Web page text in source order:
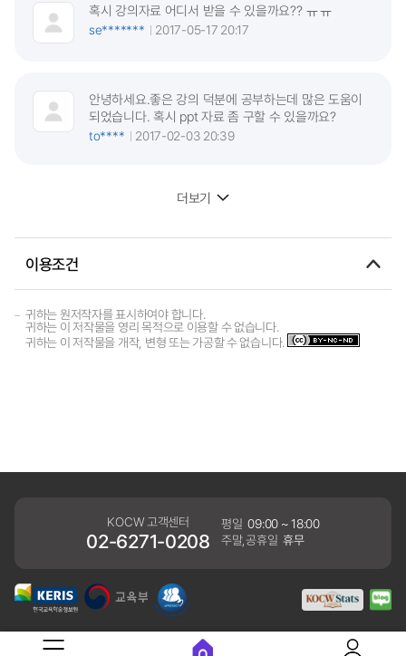
혹시 강의자료 어디서 받을 수 있을까요?? ㅠㅠ
se*******
2017-05-17 20:17
안녕하세요.좋은 강의 덕분에 공부하는데 많은 도움이
되었습니다. 혹시 ppt 자료 좀 구할 수 있을까요?
to****
2017-02-03 20:39
더보기
이용조건
귀하는 원저작자를 표시하여야 합니다.
귀하는 이 저작물을 영리 목적으로 이용할 수 없습니다.
귀하는 이 저작물을 개작, 변형 또는 가공할 수 없습니다.
KOCW 고객센터
02-6271-0208
평일 09:00 ~ 18:00
주말,공휴일 휴무